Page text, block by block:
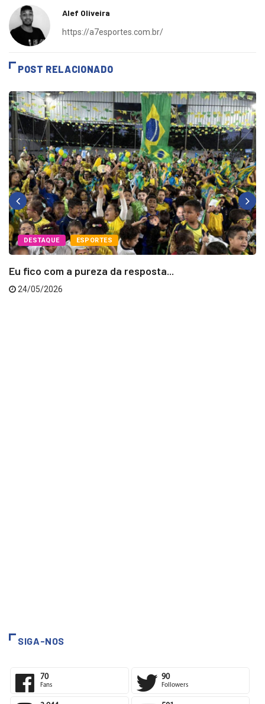
Alef Oliveira
https://a7esportes.com.br/
POST RELACIONADO
DESTAQUE ESPORTES
Eu fico com a pureza da resposta...
24/05/2026
SIGA-NOS
70 90